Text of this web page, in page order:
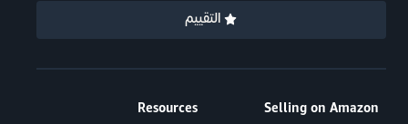
التقييم
Selling on Amazon
Resources